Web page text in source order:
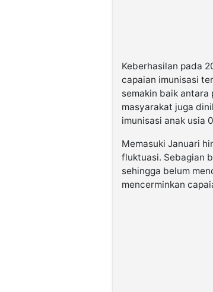
Keberhasilan pada
capaian imunisasi
semakin baik
masyarakat juga
imunisasi anak usia
Memasuki Januari
fluktuasi. Sebagian
sehingga belum
mencerminkan